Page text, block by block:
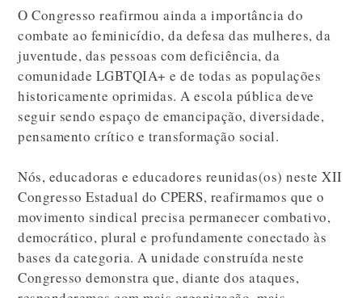
O Congresso reafirmou ainda a importância do
combate ao feminicídio, da defesa das mulheres, da
juventude, das pessoas com deficiência, da
comunidade LGBTQIA+ e de todas as populações
historicamente oprimidas. A escola pública deve
seguir sendo espaço de emancipação, diversidade,
pensamento crítico e transformação social.
Nós, educadoras e educadores reunidas(os) neste XII
Congresso Estadual do CPERS, reafirmamos que o
movimento sindical precisa permanecer combativo,
democrático, plural e profundamente conectado às
bases da categoria. A unidade construída neste
Congresso demonstra que, diante dos ataques,